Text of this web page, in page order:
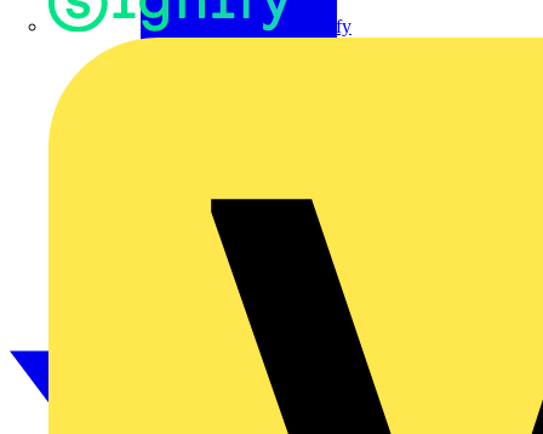
Signify